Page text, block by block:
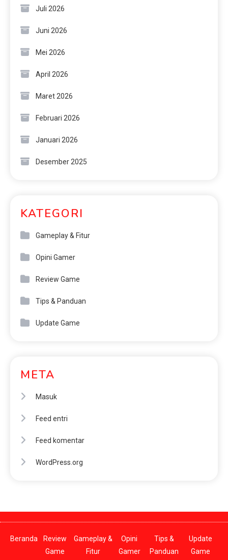
Juli 2026
Juni 2026
Mei 2026
April 2026
Maret 2026
Februari 2026
Januari 2026
Desember 2025
KATEGORI
Gameplay & Fitur
Opini Gamer
Review Game
Tips & Panduan
Update Game
META
Masuk
Feed entri
Feed komentar
WordPress.org
Beranda
Review
Game
Gameplay &
Fitur
Opini
Gamer
Tips &
Panduan
Update
Game